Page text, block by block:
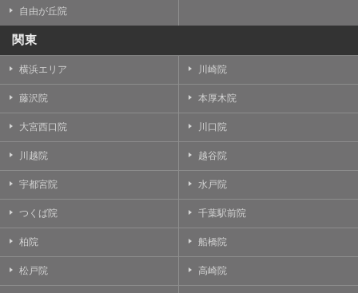
自由が丘院
関東
横浜エリア 川崎院
藤沢院 本厚木院
大宮西口院 川口院
川越院 越谷院
宇都宮院 水戸院
つくば院 千葉駅前院
柏院 船橋院
松戸院 高崎院